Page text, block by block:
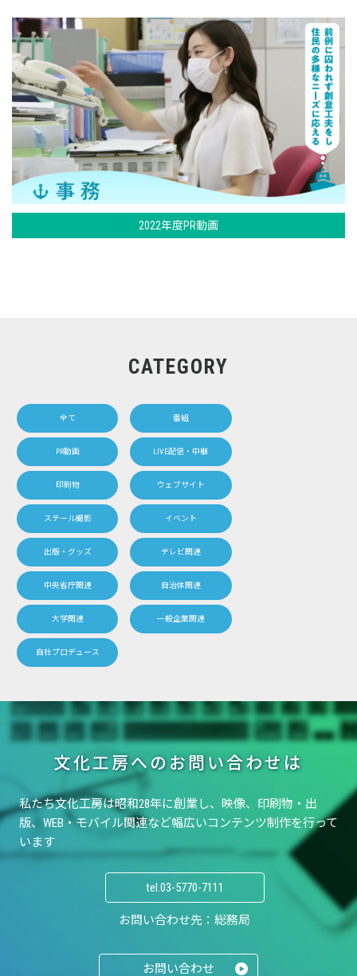
2022年度PR動画
CATEGORY
全て 番組
PR動画 LIVE配信・中継
印刷物 ウェブサイト
スチール撮影 イベント
出版・グッズ テレビ関連
中央省庁関連 自治体関連
大学関連 一般企業関連
自社プロデュース
文化工房へのお問い合わせは
私たち文化工房は昭和28年に創業し、 映像、印刷物・出
版、WEB・モバイル関連など幅広いコンテンツ制作を行って
います
tel.03-5770-7111
お問い合わせ先：総務局
お問い合わせ